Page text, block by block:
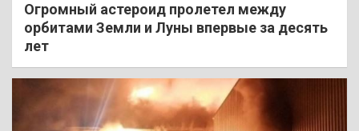
Огромный астероид пролетел между
орбитами Земли и Луны впервые за десять
лет